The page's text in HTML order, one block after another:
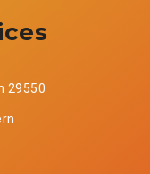
29550